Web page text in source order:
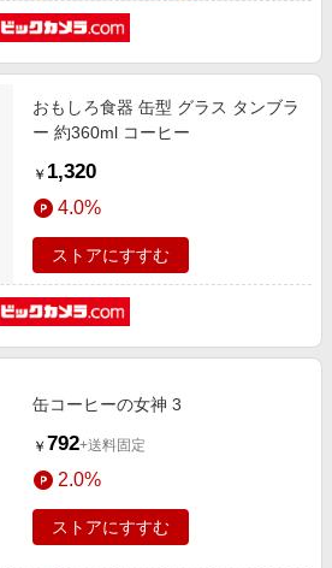
おもしろ食器 缶型 グラス タンブラ
ー 約360ml コーヒー
￥ 1,320
4.0%
ストアにすすむ
缶コーヒーの女神 3
￥ 792+送料固定
2.0%
ストアにすすむ